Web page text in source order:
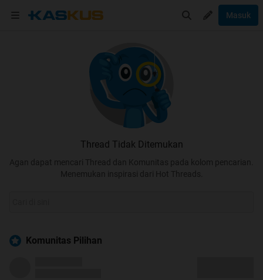
Masuk
Thread Tidak Ditemukan
Agan dapat mencari Thread dan Komunitas pada kolom pencarian.
Menemukan inspirasi dari Hot Threads.
Komunitas Pilihan